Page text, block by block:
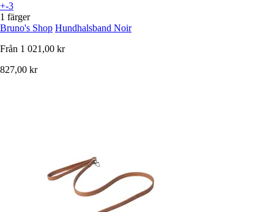
+-3
1 färger
Bruno's Shop Hundhalsband Noir
Från 1 021,00 kr
827,00 kr